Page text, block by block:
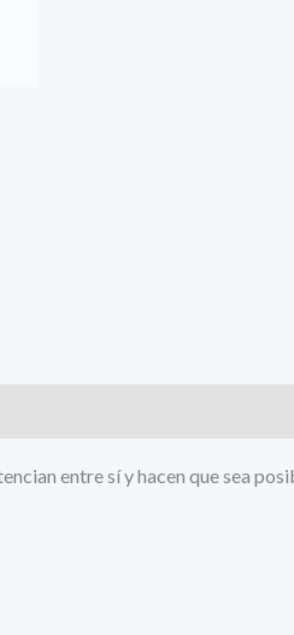
entre sí y hacen que sea